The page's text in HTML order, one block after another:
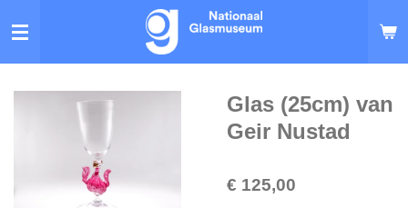
direct
Glas (25cm) van
Geir Nustad
€ 125,00